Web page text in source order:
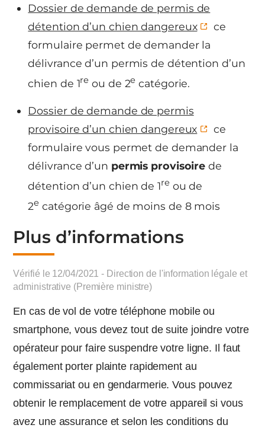
Dossier de demande de permis de
détention d’un chien dangereux
ce
formulaire permet de demander la
délivrance d’un permis de détention d’un
chien de 1re ou de 2e catégorie.
Dossier de demande de permis
provisoire d’un chien dangereux
ce
formulaire vous permet de demander la
délivrance d’un permis provisoire de
détention d’un chien de 1re ou de
2e catégorie âgé de moins de 8 mois
Plus d’informations
Vérifié le 12/04/2021 - Direction de l'information légale et
administrative (Première ministre)
En cas de vol de votre téléphone mobile ou
smartphone, vous devez tout de suite joindre votre
opérateur pour faire suspendre votre ligne. Il faut
également porter plainte rapidement au
commissariat ou en gendarmerie. Vous pouvez
obtenir le remplacement de votre appareil si vous
avez une assurance et selon les conditions du